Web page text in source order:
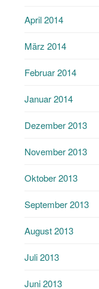
April 2014
März 2014
Februar 2014
Januar 2014
Dezember 2013
November 2013
Oktober 2013
September 2013
August 2013
Juli 2013
Juni 2013